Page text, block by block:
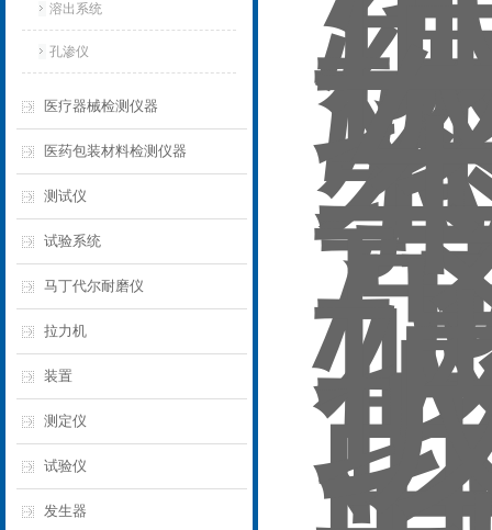
溶出系统
孔渗仪
医疗器械检测仪器
医药包装材料检测仪器
测试仪
试验系统
马丁代尔耐磨仪
拉力机
装置
测定仪
试验仪
发生器